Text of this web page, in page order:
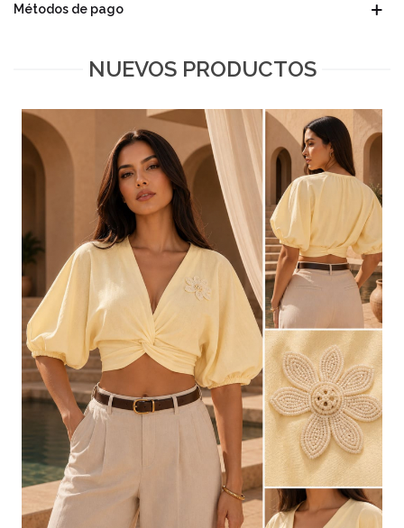
Métodos de pago
NUEVOS PRODUCTOS